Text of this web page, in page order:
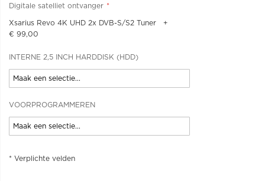
Digitale satelliet ontvanger
Xsarius Revo 4K UHD 2x DVB-S/S2 Tuner
+
€ 99,00
INTERNE 2,5 INCH HARDDISK (HDD)
VOORPROGRAMMEREN
* Verplichte velden